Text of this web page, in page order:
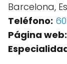
Barcelona,
Teléfono:
Página web: